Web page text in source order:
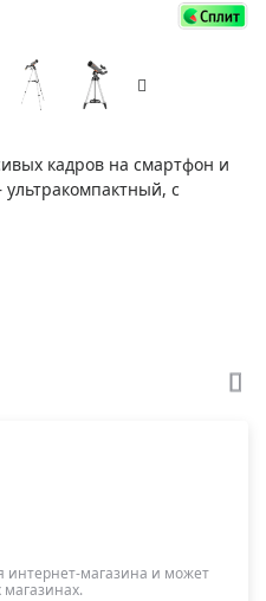
кадров на смартфон и
с
интернет-магазина и может